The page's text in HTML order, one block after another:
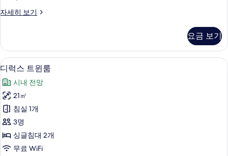
기
침
1
개
사
진
모
두
보
기
자세히 보기
디
킹
사
이
즈
침
대
개
자
세
히
보
요금 보기
디
럭
스
트
윈
룸
사
디럭스 트윈룸 | 미니바, 객실 내 금고,
3
디럭스 트윈룸
시내 전망
21㎡
침실 1개
3명
싱글침대 2개
무료 WiFi